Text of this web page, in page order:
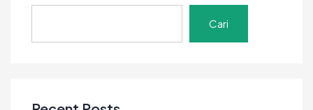
Cari